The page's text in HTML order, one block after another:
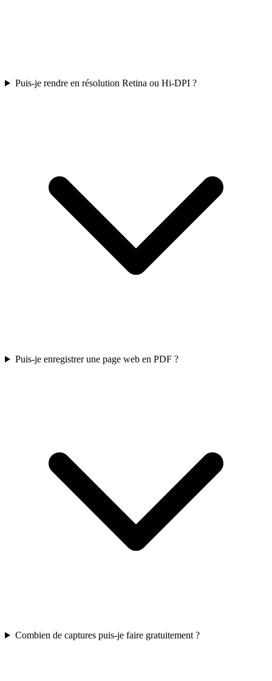
Puis-je rendre en résolution Retina ou Hi-DPI ?
Puis-je enregistrer une page web en PDF ?
Combien de captures puis-je faire gratuitement ?